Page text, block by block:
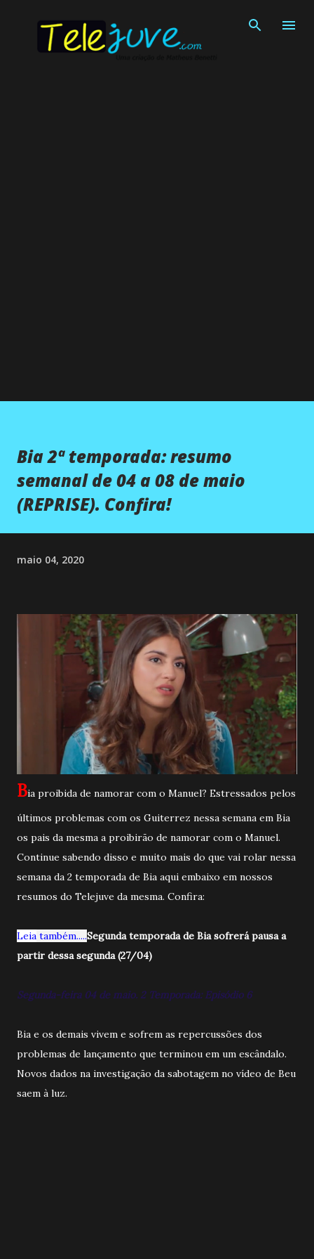
Bia 2ª temporada: resumo
semanal de 04 a 08 de maio
(REPRISE). Confira!
maio 04, 2020
Bia proibida de namorar com o Manuel? Estressados pelos
últimos problemas com os Guiterrez nessa semana em Bia
os pais da mesma a proibirão de namorar com o Manuel.
Continue sabendo disso e muito mais do que vai rolar nessa
semana da 2 temporada de Bia aqui embaixo em nossos
resumos do Telejuve da mesma. Confira:
Leia também.....Segunda temporada de Bia sofrerá pausa a
partir dessa segunda (27/04)
Segunda-feira 04 de maio. 2 Temporada: Episódio 6
Bia e os demais vivem e sofrem as repercussões dos
problemas de lançamento que terminou em um escândalo.
Novos dados na investigação da sabotagem no vídeo de Beu
saem à luz.